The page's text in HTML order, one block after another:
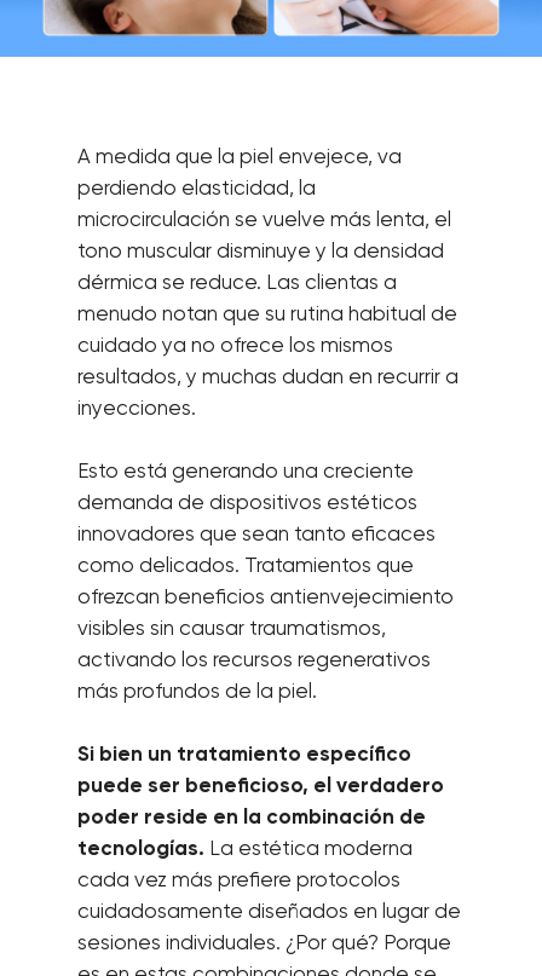
A medida que la piel envejece, va
perdiendo elasticidad, la
microcirculación se vuelve más lenta, el
tono muscular disminuye y la densidad
dérmica se reduce. Las clientas a
menudo notan que su rutina habitual de
cuidado ya no ofrece los mismos
resultados, y muchas dudan en recurrir a
inyecciones.
Esto está generando una creciente
demanda de dispositivos estéticos
innovadores que sean tanto eficaces
como delicados. Tratamientos que
ofrezcan beneficios antienvejecimiento
visibles sin causar traumatismos,
activando los recursos regenerativos
más profundos de la piel.
Si bien un tratamiento específico
puede ser beneficioso, el verdadero
poder reside en la combinación de
tecnologías. La estética moderna
cada vez más prefiere protocolos
cuidadosamente diseñados en lugar de
sesiones individuales. ¿Por qué? Porque